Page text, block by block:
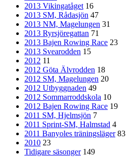
2013 Vikingatåget 16
2013 SM, Rådasjön 47
2013 NM, Magelungen 31
2013 Ryrsjöregattan 71
2013 Bajen Rowing Race 23
2013 Svearodden 15
2012 11
2012 Göta Älvrodden 18
2012 SM, Magelungen 20
2012 Utbyggnaden 49
2012 Sommarroddskola 10
2012 Bajen Rowing Race 19
2011 SM, Hjelmsjön 7
2011 Sprint-SM, Halmstad 4
2011 Banyoles träningsläger 83
2010 23
Tidigare säsonger 149